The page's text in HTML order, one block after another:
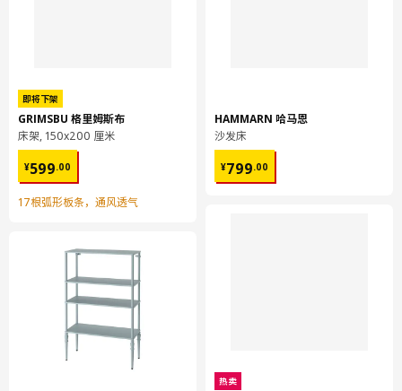
即将下架
GRIMSBU 格里姆斯布
床架, 150x200 厘米
¥599.00
¥ 599.00
17根弧形板条，通风透气
HAMMARN 哈马恩
沙发床
¥799.00
¥ 799.00
热卖